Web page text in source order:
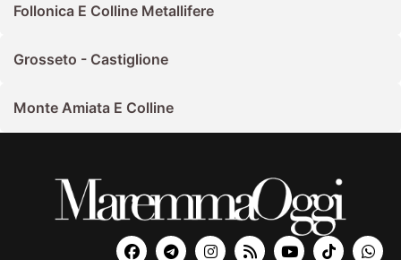
Follonica E Colline Metallifere
Grosseto - Castiglione
Monte Amiata E Colline